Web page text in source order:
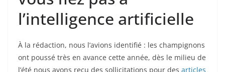
l’intelligence artificielle
À la rédaction, nous l’avions identifié : les champignons
ont poussé très en avance cette année, dès le milieu de
l’été nous avons reçu des sollicitations pour des articles